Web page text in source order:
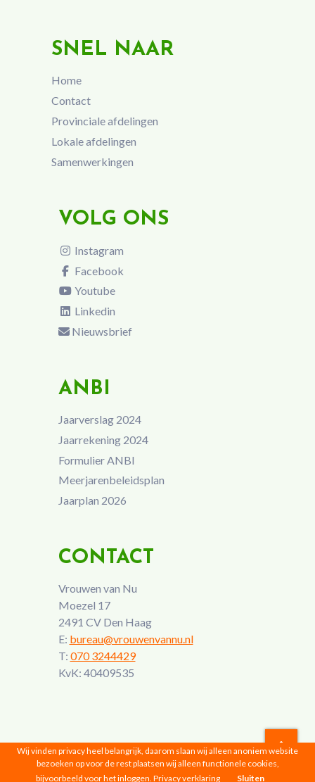
SNEL NAAR
Home
Contact
Provinciale afdelingen
Lokale afdelingen
Samenwerkingen
VOLG ONS
Instagram
Facebook
Youtube
Linkedin
Nieuwsbrief
ANBI
Jaarverslag 2024
Jaarrekening 2024
Formulier ANBI
Meerjarenbeleidsplan
Jaarplan 2026
CONTACT
Vrouwen van Nu
Moezel 17
2491 CV Den Haag
E: bureau@vrouwenvannu.nl
T: 070 3244429
KvK: 40409535
Vrouwen van Nu © 2026 |Privacyverklaring
Wij vinden privacy heel belangrijk, daarom slaan wij alleen anoniem website
bezoeken op voor de rest plaatsen wij alleen functionele cookies,
bijvoorbeeld voor het inloggen. Privacy verklaring Sluiten